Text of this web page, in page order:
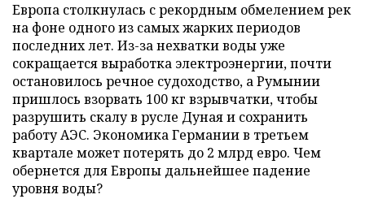
Европа столкнулась с рекордным обмелением рек
на фоне одного из самых жарких периодов
последних лет. Из-за нехватки воды уже
сокращается выработка электроэнергии, почти
остановилось речное судоходство, а Румынии
пришлось взорвать 100 кг взрывчатки, чтобы
разрушить скалу в русле Дуная и сохранить
работу АЭС. Экономика Германии в третьем
квартале может потерять до 2 млрд евро. Чем
обернется для Европы дальнейшее падение
уровня воды?